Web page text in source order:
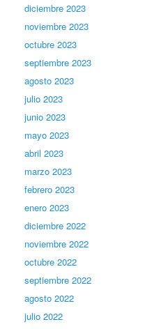
diciembre 2023
noviembre 2023
octubre 2023
septiembre 2023
agosto 2023
julio 2023
junio 2023
mayo 2023
abril 2023
marzo 2023
febrero 2023
enero 2023
diciembre 2022
noviembre 2022
octubre 2022
septiembre 2022
agosto 2022
julio 2022